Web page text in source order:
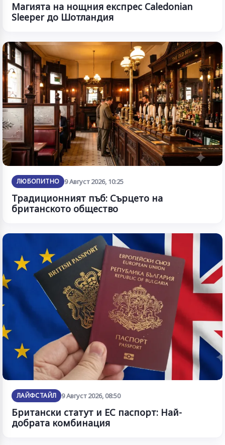
Магията на нощния експрес Caledonian
Sleeper до Шотландия
ЛЮБОПИТНО 9 Август 2026, 10:25
Традиционният пъб: Сърцето на
британското общество
ЛАЙФСТАЙЛ 9 Август 2026, 08:50
Британски статут и ЕС паспорт: Най-
добрата комбинация